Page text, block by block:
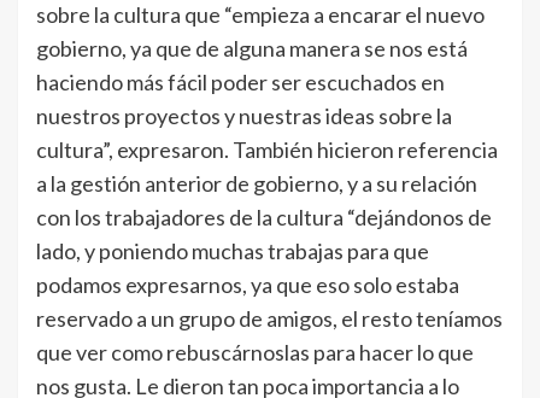
sobre la cultura que “empieza a encarar el nuevo
gobierno, ya que de alguna manera se nos está
haciendo más fácil poder ser escuchados en
nuestros proyectos y nuestras ideas sobre la
cultura”, expresaron. También hicieron referencia
a la gestión anterior de gobierno, y a su relación
con los trabajadores de la cultura “dejándonos de
lado, y poniendo muchas trabajas para que
podamos expresarnos, ya que eso solo estaba
reservado a un grupo de amigos, el resto teníamos
que ver como rebuscárnoslas para hacer lo que
nos gusta. Le dieron tan poca importancia a lo